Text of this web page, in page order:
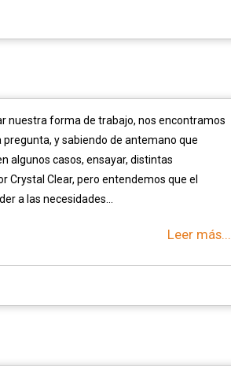
nuestra forma de trabajo, nos encontramos
y sabiendo de antemano que
algunos casos, ensayar, distintas
Clear, pero entendemos que el
a las necesidades...
Leer más...